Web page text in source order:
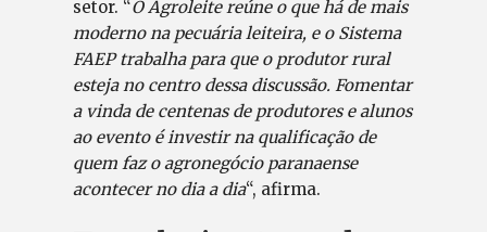
setor. “O Agroleite reúne o que há de mais
moderno na pecuária leiteira, e o Sistema
FAEP trabalha para que o produtor rural
esteja no centro dessa discussão. Fomentar
a vinda de centenas de produtores e alunos
ao evento é investir na qualificação de
quem faz o agronegócio paranaense
acontecer no dia a dia“, afirma.